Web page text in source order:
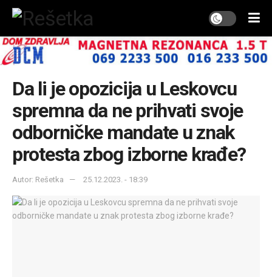
Da li je opozicija u Leskovcu
spremna da ne prihvati svoje
odborničke mandate u znak
protesta zbog izborne krađe?
Autor: Rešetka 25.12.2023. - 18:39